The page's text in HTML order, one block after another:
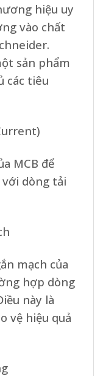
hiệu uy
vào chất
sản phẩm
các tiêu
MCB để
dòng tải
mạch của
hợp dòng
này là
vệ hiệu quả